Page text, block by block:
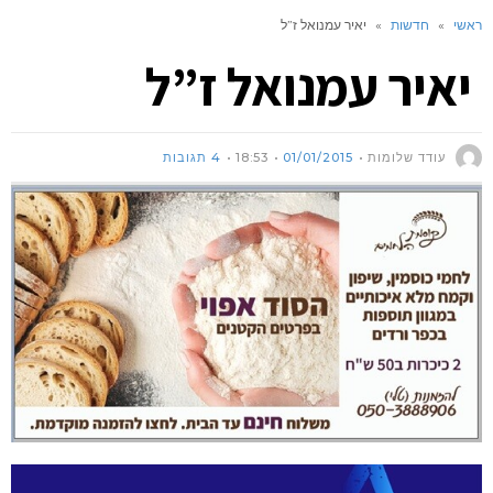
ראשי » חדשות » יאיר עמנואל ז”ל
יאיר עמנואל ז”ל
עודד שלומות 01/01/2015
18:53 4 תגובות